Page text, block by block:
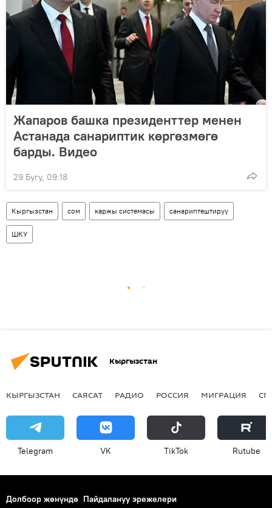
Жапаров башка президенттер менен
Астанада санариптик көргөзмөгө
барды. Видео
29 Бугу, 09:18
Кыргызстан сом каржы системасы санариптештирүү
ШКУ
Кыргызстан
КЫРГЫЗСТАН САЯСАТ РАДИО РОССИЯ МИГРАЦИЯ
Telegram VK ТikТоk Rutube
Долбоор жөнүндө Пайдалануу эрежелери